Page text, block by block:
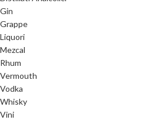
Gin
Grappe
Liquori
Mezcal
Rhum
Vermouth
Vodka
Whisky
Vini